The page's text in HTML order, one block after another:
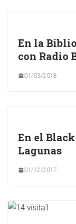
En la
con Radio
01/03/2018
En el
Lagunas
01/12/2017